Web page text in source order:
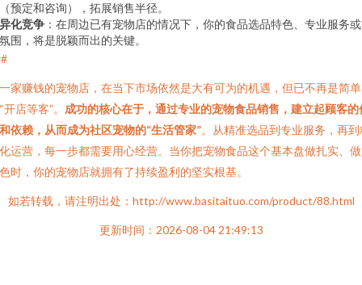
预定和咨询），拓展销售半径。
化竞争 ：在周边已有宠物店的情况下，你的食品选品特色、专业服务
围，将是脱颖而出的关键。
家赚钱的宠物店，在当下市场依然是大有可为的机遇，但已不再是简单
开店等客”。 成功的核心在于，通过专业的宠物食品销售，建立起顾客的
依赖，从而成为社区宠物的“生活管家”。从精准选品到专业服务，再到
运营，每一步都需要用心经营。当你把宠物食品这个基本盘做扎实、
时，你的宠物店就拥有了持续盈利的坚实根基。
如若转载，请注明出处：http://www.basitaituo.com/product/88.html
更新时间：2026-08-04 21:49:13